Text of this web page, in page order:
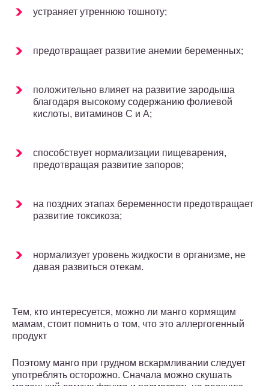
устраняет утреннюю тошноту;
предотвращает развитие анемии беременных;
положительно влияет на развитие зародыша
благодаря высокому содержанию фолиевой
кислоты, витаминов С и А;
способствует нормализации пищеварения,
предотвращая развитие запоров;
на поздних этапах беременности предотвращает
развитие токсикоза;
нормализует уровень жидкости в организме, не
давая развиться отекам.
Тем, кто интересуется, можно ли манго кормящим
мамам, стоит помнить о том, что это аллергогенный
продукт
Поэтому манго при грудном вскармливании следует
употреблять осторожно. Сначала можно скушать